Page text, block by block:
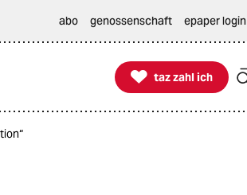
abo genossenschaft epaper login

taz zahl ich
taz zahl ich